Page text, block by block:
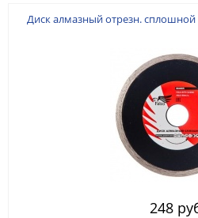
Диск алмазный отрезн.
248